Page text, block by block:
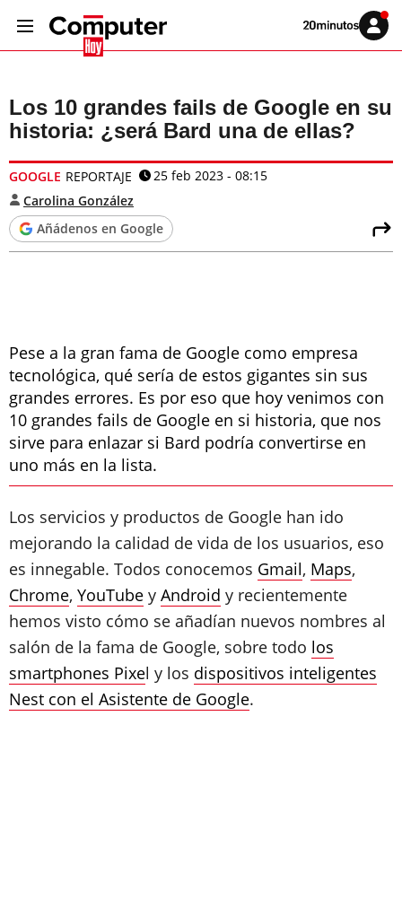
Volver
Iniciar
sesión
Los 10 grandes fails de Google en su
historia: ¿será Bard una de ellas?
GOOGLE REPORTAJE
25 feb 2023 - 08:15
Carolina González
Añádenos en Google
Pese a la gran fama de Google como empresa
tecnológica, qué sería de estos gigantes sin sus
grandes errores. Es por eso que hoy venimos con
10 grandes fails de Google en si historia, que nos
sirve para enlazar si Bard podría convertirse en
uno más en la lista.
Los servicios y productos de Google han ido
mejorando la calidad de vida de los usuarios, eso
es innegable. Todos conocemos Gmail, Maps,
Chrome, YouTube y Android y recientemente
hemos visto cómo se añadían nuevos nombres al
salón de la fama de Google, sobre todo los
smartphones Pixel y los dispositivos inteligentes
Nest con el Asistente de Google.